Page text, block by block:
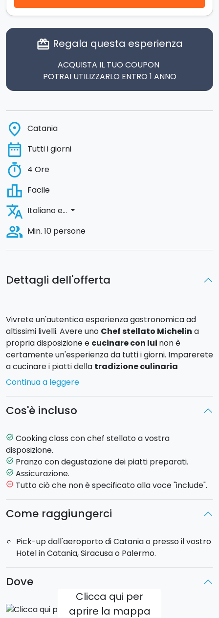
Dettagli dell'offerta
Vivrete un'autentica esperienza gastronomica ad
altissimi livelli. Avere uno Chef stellato Michelin a
propria disposizione e cucinare con lui non è
certamente un'esperienza da tutti i giorni. Imparerete
a cucinare i piatti della tradizione culinaria
siciliana classica
durante il qualedegusterete tutti i piatti
preparati
dei migliori rappresentanti della cucina siciliana e
deliziare i propri sensi.
La cooking class
un'attività competitivache vedrà i partecipanti
oppure svolgersi come attività ludica non
competitiva.
HIGHLIGHTS
- Location: Catania, Palermo, Siracusa e Ragusa
- Cooking Class con Chef stellato Michelin
- Imparate a cucinare piatti della tradizione siciliana
dai migliori chef stellati Michelin
Continua a leggere
Cos'è incluso
task_alt Cooking class con chef stellato a vostra
disposizione.
task_alt Pranzo con degustazione dei piatti preparati.
task_alt Assicurazione.
remove_circle_outline Tutto ciò che non è specificato alla voce "include".
Come raggiungerci
Pick-up dall'aeroporto di Catania o presso il vostro
Hotel in Catania, Siracusa o Palermo.
Dove
Clicca qui per
aprire la mappa
card_giftcard Regala questa esperienza
ACQUISTA IL TUO COUPON
POTRAI UTILIZZARLO ENTRO 1 ANNO
place Catania
date_range Tutti i giorni
timer 4 Ore
leaderboard Facile
translate Italiano e... arrow_drop_down
people_alt Min. 10 persone